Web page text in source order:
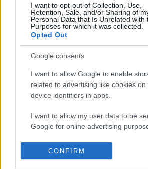
I want to opt-out of Collection, Use,
Retention, Sale, and/or Sharing of
Personal Data that Is Unrelated with
Purposes for which it was collected.
Opted Out
Google consents
I want to allow Google to enable
related to advertising like cookies on
device identifiers in apps.
I want to allow my user data to be
Google for online advertising
I want to allow Google to send me
CONFIRM
MELEGA MIKLÓS: A
JOGVISZONY KIVEZETÉSÉRŐL
BEJELENTÉS IDŐZÍTÉSE NEM
LEGSZERENCSÉSEBB
2020. május. 08. 09:20
EGY HÉT NEM VOLT ELÉG
HOGY VÉLEMÉNYT
TERVEZETT KÖZALKALMAZOTTI
STÁTUSZÁNAK
2020. május. 06. 16:05
közzé álláspontját.
MELEGA MIKLÓS